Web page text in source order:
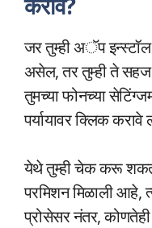
जर तुम्ही अॅप इन्स्टॉल
असेल, तर तुम्ही ते सहज
तुमच्या फोनच्या
पर्यायावर क्लिक करावे
येथे तुम्ही चेक करू
परमिशन मिळाली आहे,
प्रोसेसर नंतर,